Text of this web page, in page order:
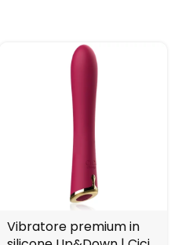
Vibratore premium in